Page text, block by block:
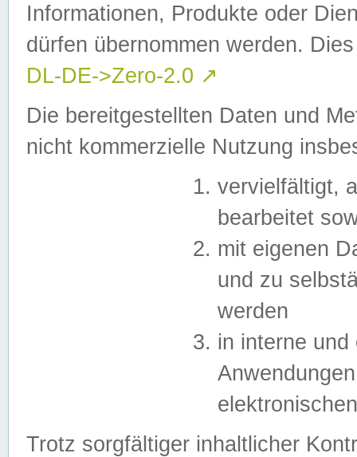
Informationen, Produkte oder
dürfen übernommen werden.
DL-DE->Zero-2.0 ↗
Die bereitgestellten Daten und
nicht kommerzielle Nutzung
vervielfältigt,
bearbeitet
mit eigenen
und zu
werden
in interne
Trotz sorgfältiger inhaltlicher